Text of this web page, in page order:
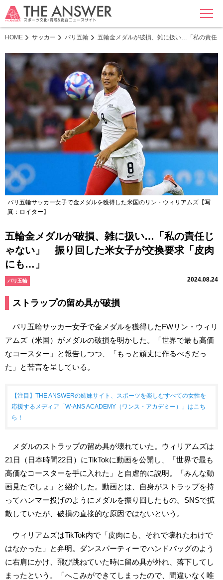
MENU
HOME サッカー パリ五輪 五輪金メダルが破損、雑に扱い…「私の責任
パリ五輪サッカー女子で金メダルを獲得した米国のリン・ウィリアムズ【写
真：ロイター】
五輪金メダルが破損、雑に扱い…「私の責任じ
ゃない」 振り回した米女子が交換要求「皮肉
にも…」
パリ五輪 2024.08.24
ストラップの留め具が破損
パリ五輪サッカー女子で金メダルを獲得したFWリン・ウィリ
アムズ（米国）がメダルの破損を明かした。「世界で最も高価
なコースター」と報告しつつ、「もっと頑丈に作るべきだっ
た」と苦言を呈している。
【注目】THE ANSWERの姉妹サイト、スポーツを楽しむすべての女性を
応援するメディア「W-ANS ACADEMY（ワンス・アカデミー）」はこち
ら！
メダルのストラップの留め具が壊れていた。ウィリアムズは
21日（日本時間22日）にTikTokに動画を公開し、「世界で最も
高価なコースターを手に入れた」と自虐的に説明。「みんな動
画見たでしょ」と紹介した。動画とは、自身がストラップを持
ってハンマー投げのようにメダルを振り回したもの。SNSで拡
散していたが、破損の直接的な原因ではないという。
ウィリアムズはTikTok内で「皮肉にも、それで壊れたわけで
はなかった」と弁明。ダンスパーティーでハンドバッグのよう
に右肩にかけ、飛び跳ねていた時に留め具が外れ、落下してし
まったという。「へこみができてしまったので、間違いなく唯